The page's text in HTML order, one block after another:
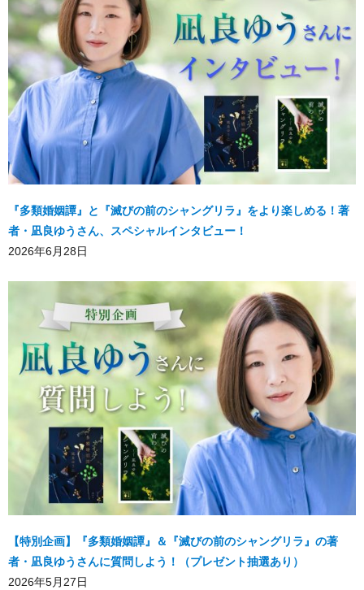
『多類婚姻譚』と『滅びの前のシャングリラ』をより楽しめる！著
者・凪良ゆうさん、スペシャルインタビュー！
2026年6月28日
【特別企画】『多類婚姻譚』＆『滅びの前のシャングリラ』の著
者・凪良ゆうさんに質問しよう！（プレゼント抽選あり）
2026年5月27日